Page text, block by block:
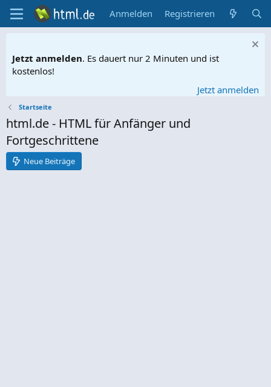
Anmelden Registrieren
Jetzt anmelden. Es dauert nur 2 Minuten und ist
kostenlos!
Jetzt anmelden
Startseite
html.de - HTML für Anfänger und
Fortgeschrittene
Neue Beiträge